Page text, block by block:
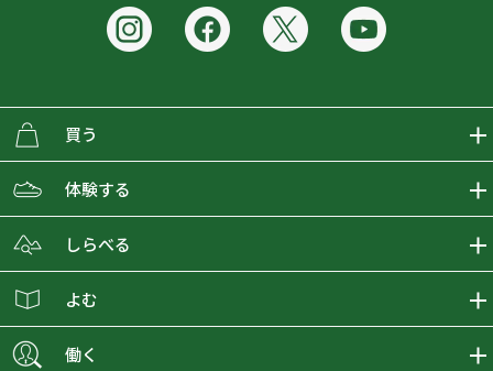
買う
ECMALLの商品をさがす
取り扱いブランド一覧
ショップブログ
体験する
おとな女子登山部
しらべる
登山レポート
よむ
働く